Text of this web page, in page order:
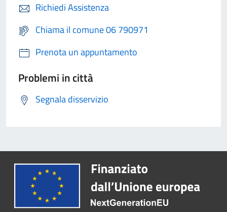
Richiedi Assistenza
Chiama il comune 06 790971
Prenota un appuntamento
Problemi in città
Segnala disservizio